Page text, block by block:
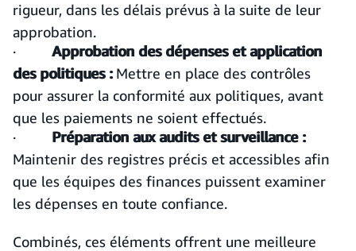
rigueur, dans les délais prévus à la suite de leur
approbation.
· Approbation des dépenses et application
des politiques :Mettre en place des contrôles
pour assurer la conformité aux politiques, avant
que les paiements ne soient effectués.
· Préparation aux audits et surveillance :
Maintenir des registres précis et accessibles afin
que les équipes des finances puissent examiner
les dépenses en toute confiance.
Combinés, ces éléments offrent une meilleure